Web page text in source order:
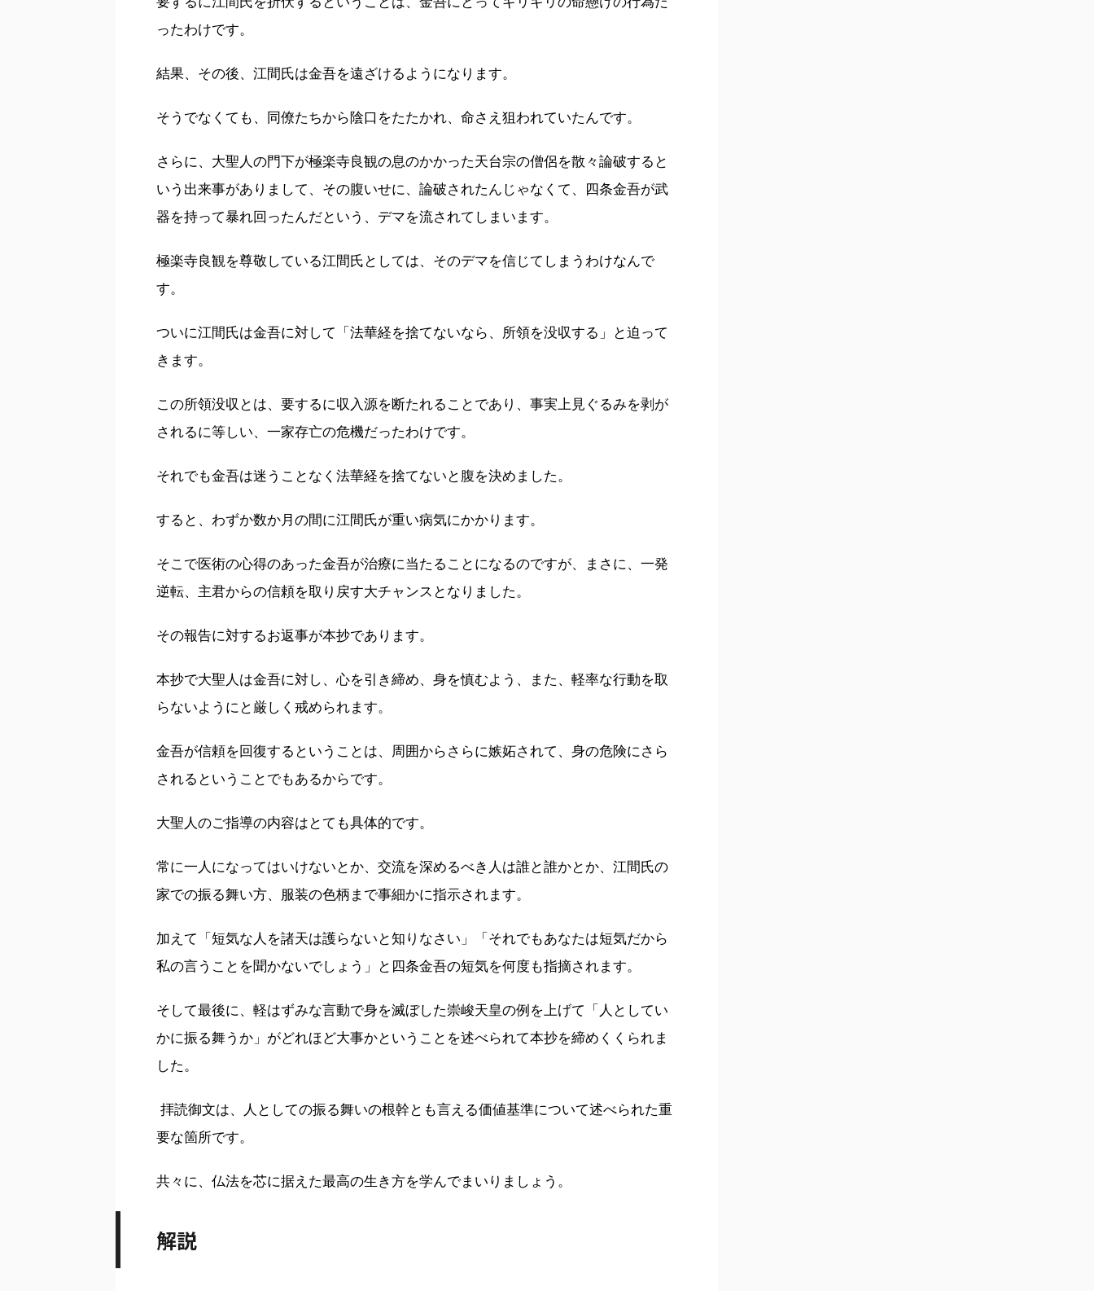
ったわけです。
結果、その後、江間氏は金吾を遠ざけるようになります。
そうでなくても、同僚たちから陰口をたたかれ、命さえ狙われていたんです。
さらに、大聖人の門下が極楽寺良観の息のかかった天台宗の僧侶を散々論破すると
いう出来事がありまして、その腹いせに、論破されたんじゃなくて、四条金吾が武
器を持って暴れ回ったんだという、デマを流されてしまいます。
極楽寺良観を尊敬している江間氏としては、そのデマを信じてしまうわけなんで
す。
ついに江間氏は金吾に対して「法華経を捨てないなら、所領を没収する」と迫って
きます。
この所領没収とは、要するに収入源を断たれることであり、事実上見ぐるみを剥が
されるに等しい、一家存亡の危機だったわけです。
それでも金吾は迷うことなく法華経を捨てないと腹を決めました。
すると、わずか数か月の間に江間氏が重い病気にかかります。
そこで医術の心得のあった金吾が治療に当たることになるのですが、まさに、一発
逆転、主君からの信頼を取り戻す大チャンスとなりました。
その報告に対するお返事が本抄であります。
本抄で大聖人は金吾に対し、心を引き締め、身を慎むよう、また、軽率な行動を取
らないようにと厳しく戒められます。
金吾が信頼を回復するということは、周囲からさらに嫉妬されて、身の危険にさら
されるということでもあるからです。
大聖人のご指導の内容はとても具体的です。
常に一人になってはいけないとか、交流を深めるべき人は誰と誰かとか、江間氏の
家での振る舞い方、服装の色柄まで事細かに指示されます。
加えて「短気な人を諸天は護らないと知りなさい」「それでもあなたは短気だから
私の言うことを聞かないでしょう」と四条金吾の短気を何度も指摘されます。
そして最後に、軽はずみな言動で身を滅ぼした崇峻天皇の例を上げて「人としてい
かに振る舞うか」がどれほど大事かということを述べられて本抄を締めくくられま
した。
拝読御文は、人としての振る舞いの根幹とも言える価値基準について述べられた重
要な箇所です。
共々に、仏法を芯に据えた最高の生き方を学んでまいりましょう。
解説